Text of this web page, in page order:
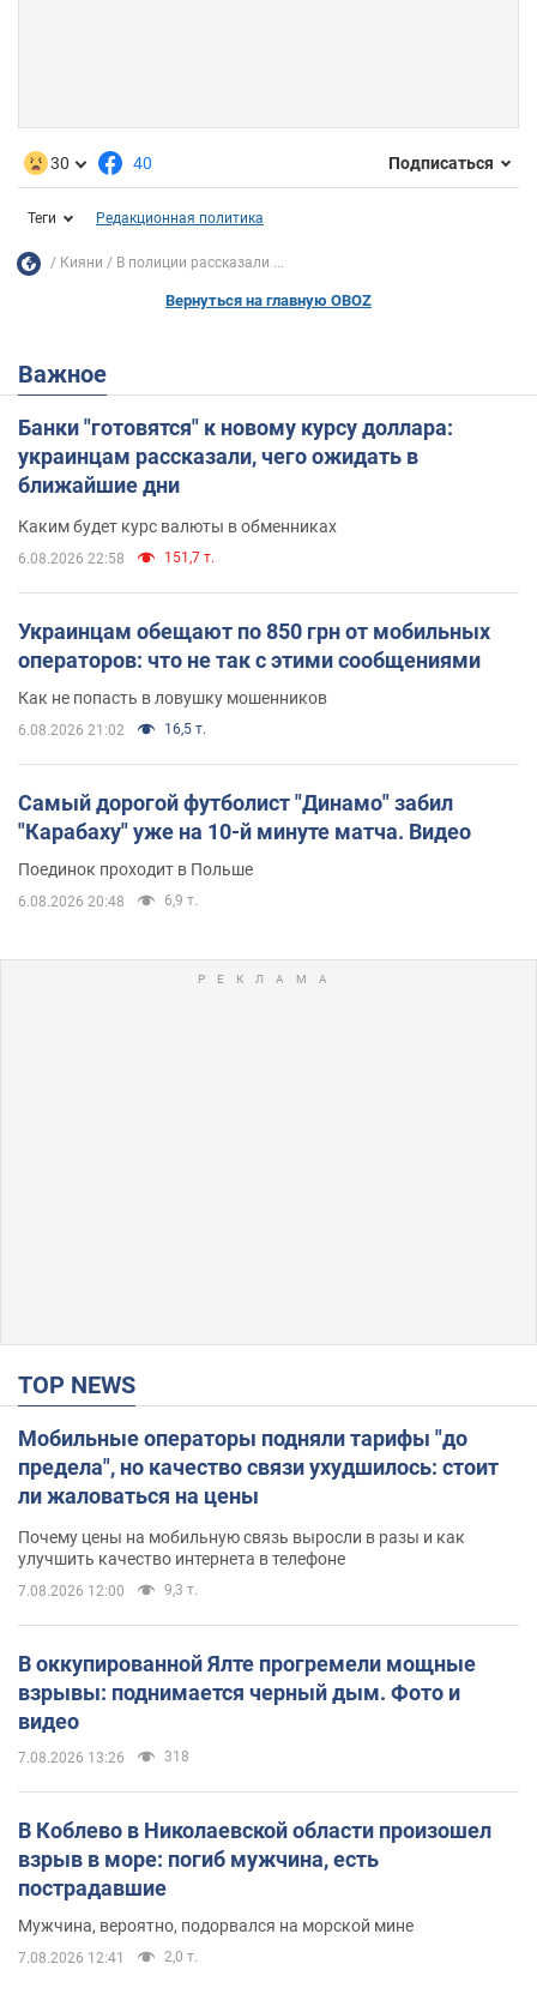
30 40 Подписаться
Теги Редакционная политика
Кияни В полиции рассказали ...
Вернуться на главную OBOZ
Важное
Банки "готовятся" к новому курсу доллара:
украинцам рассказали, чего ожидать в
ближайшие дни
Каким будет курс валюты в обменниках
6.08.2026 22:58 151,7 т.
Украинцам обещают по 850 грн от мобильных
операторов: что не так с этими сообщениями
Как не попасть в ловушку мошенников
6.08.2026 21:02 16,5 т.
Самый дорогой футболист "Динамо" забил
"Карабаху" уже на 10-й минуте матча. Видео
Поединок проходит в Польше
6.08.2026 20:48 6,9 т.
TOP NEWS
Мобильные операторы подняли тарифы "до
предела", но качество связи ухудшилось: стоит
ли жаловаться на цены
Почему цены на мобильную связь выросли в разы и как
улучшить качество интернета в телефоне
7.08.2026 12:00 9,3 т.
В оккупированной Ялте прогремели мощные
взрывы: поднимается черный дым. Фото и
видео
7.08.2026 13:26 318
В Коблево в Николаевской области произошел
взрыв в море: погиб мужчина, есть
пострадавшие
Мужчина, вероятно, подорвался на морской мине
7.08.2026 12:41 2,0 т.